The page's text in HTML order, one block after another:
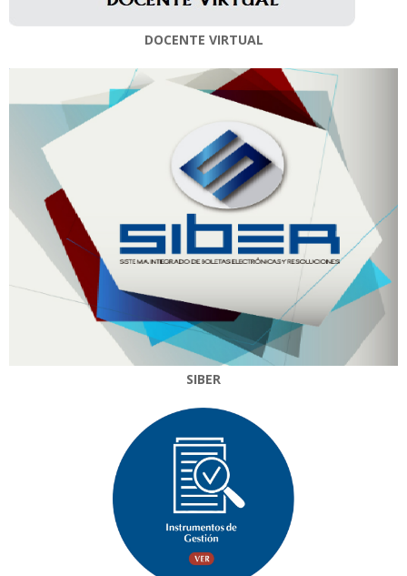
DOCENTE VIRTUAL
SIBER